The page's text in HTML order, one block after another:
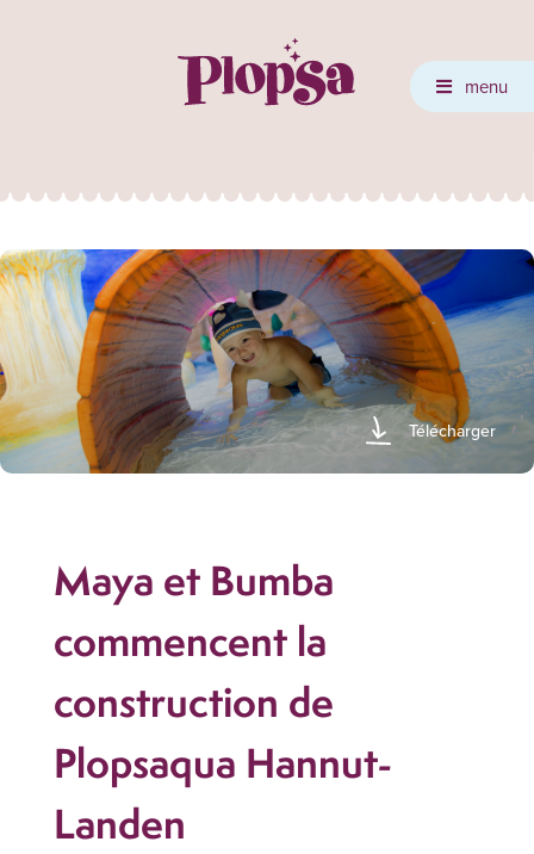
menu
Télécharger
Maya et Bumba
commencent la
construction de
Plopsaqua Hannut-
Landen